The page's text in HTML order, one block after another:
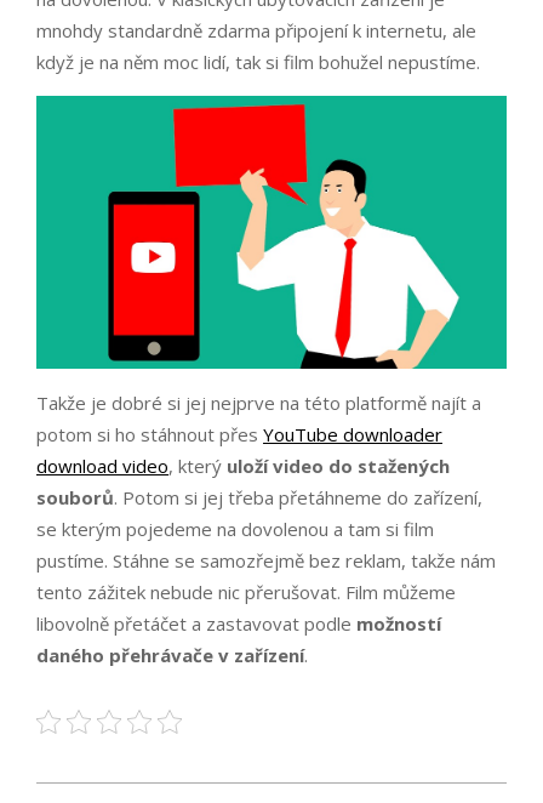
mnohdy standardně zdarma připojení k internetu, ale
když je na něm moc lidí, tak si film bohužel nepustíme.
Takže je dobré si jej nejprve na této platformě najít a
potom si ho stáhnout přes YouTube downloader
download video, který uloží video do stažených
souborů. Potom si jej třeba přetáhneme do zařízení,
se kterým pojedeme na dovolenou a tam si film
pustíme. Stáhne se samozřejmě bez reklam, takže nám
tento zážitek nebude nic přerušovat. Film můžeme
libovolně přetáčet a zastavovat podle možností
daného přehrávače v zařízení.